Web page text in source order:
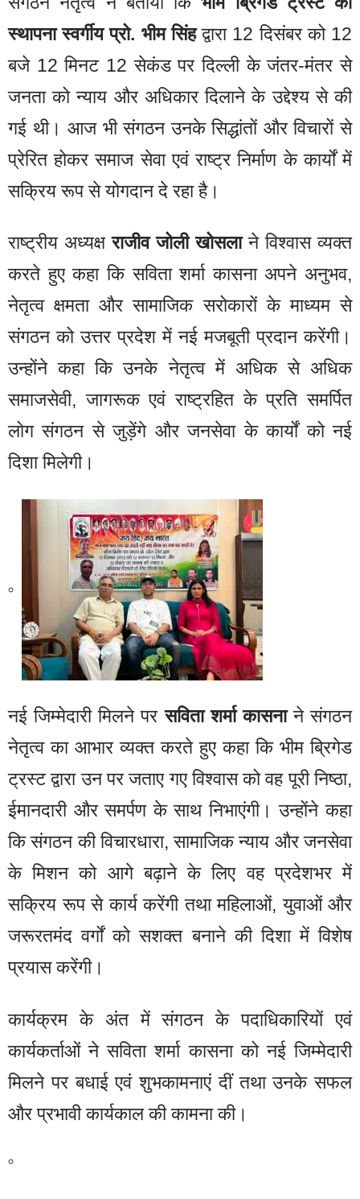
स्थापना स्वर्गीय प्रो. भीम सिंहद्वारा 12 दिसंबर को 12
बजे 12 मिनट 12 सेकंड पर दिल्ली के जंतर-मंतर से
जनता को न्याय और अधिकार दिलाने के उद्देश्य से की
गई थी। आज भी संगठन उनके सिद्धांतों और विचारों से
प्रेरित होकर समाज सेवा एवं राष्ट्र निर्माण के कार्यों में
सक्रिय रूप से योगदान दे रहा है।
राष्ट्रीय अध्यक्षराजीव जोली खोसलाने विश्वास व्यक्त
करते हुए कहा कि सविता शर्मा कासना अपने अनुभव,
नेतृत्व क्षमता और सामाजिक सरोकारों के माध्यम से
संगठन को उत्तर प्रदेश में नई मजबूती प्रदान करेंगी।
उन्होंने कहा कि उनके नेतृत्व में अधिक से अधिक
समाजसेवी, जागरूक एवं राष्ट्रहित के प्रति समर्पित
लोग संगठन से जुड़ेंगे और जनसेवा के कार्यों को नई
दिशा मिलेगी।
नई जिम्मेदारी मिलने परसविता शर्मा कासनाने संगठन
नेतृत्व का आभार व्यक्त करते हुए कहा कि भीम ब्रिगेड
ट्रस्ट द्वारा उन पर जताए गए विश्वास को वह पूरी निष्ठा,
ईमानदारी और समर्पण के साथ निभाएंगी। उन्होंने कहा
कि संगठन की विचारधारा, सामाजिक न्याय और जनसेवा
के मिशन को आगे बढ़ाने के लिए वह प्रदेशभर में
सक्रिय रूप से कार्य करेंगी तथा महिलाओं, युवाओं और
जरूरतमंद वर्गों को सशक्त बनाने की दिशा में विशेष
प्रयास करेंगी।
कार्यक्रम के अंत में संगठन के पदाधिकारियों एवं
कार्यकर्ताओं ने सविता शर्मा कासना को नई जिम्मेदारी
मिलने पर बधाई एवं शुभकामनाएं दीं तथा उनके सफल
और प्रभावी कार्यकाल की कामना की।